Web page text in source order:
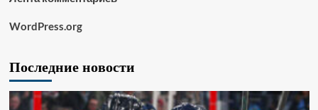
WordPress.org
Последние новости